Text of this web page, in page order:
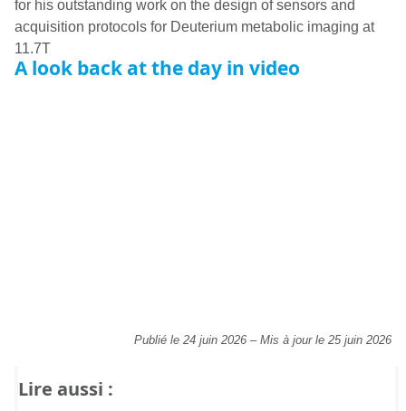
A look back at the day in video
Publié le 24 juin 2026 – Mis à jour le 25 juin 2026
Lire aussi :